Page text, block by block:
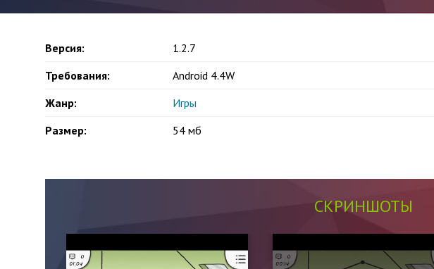
Версия:
1.2.7
Требования:
Android 4.4W
Жанр:
Игры
Размер:
54 мб
СКРИНШОТЫ